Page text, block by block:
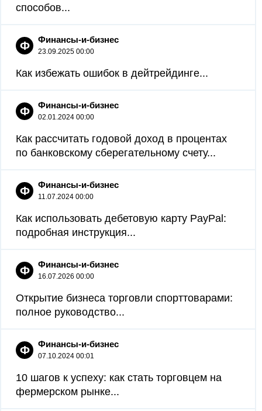
способов...
Ф Финансы-и-бизнес
23.09.2025 00:00
Как избежать ошибок в дейтрейдинге...
Ф Финансы-и-бизнес
02.01.2024 00:00
Как рассчитать годовой доход в процентах
по банковскому сберегательному счету...
Ф Финансы-и-бизнес
11.07.2024 00:00
Как использовать дебетовую карту PayPal:
подробная инструкция...
Ф Финансы-и-бизнес
16.07.2026 00:00
Открытие бизнеса торговли спорттоварами:
полное руководство...
Ф Финансы-и-бизнес
07.10.2024 00:01
10 шагов к успеху: как стать торговцем на
фермерском рынке...